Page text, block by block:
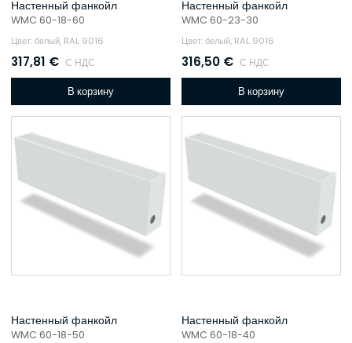
Настенный фанкойл
WMC 60-18-60
Цвет: белый, RAL 9016
317,81 € С НДС
В корзину
Настенный фанкойл
WMC 60-23-30
Цвет: белый, RAL 9016
316,50 € С НДС
В корзину
Настенный фанкойл
WMC 60-18-50
Настенный фанкойл
WMC 60-18-40